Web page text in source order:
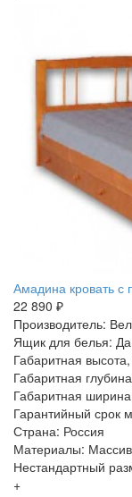
Амадина кровать с
22 890 ₽
Производитель:
Ящик для белья: Да
Габаритная
Габаритная
Габаритная
Гарантийный срок
Страна: Россия
Материалы: Массив
Нестандартный
+